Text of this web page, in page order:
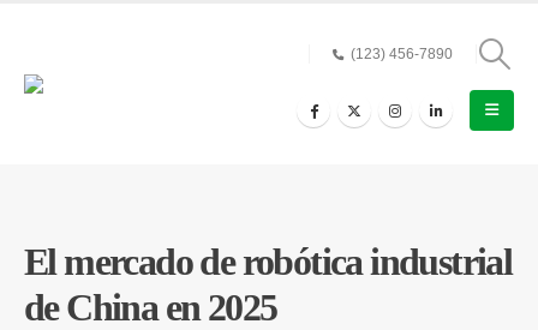
(123) 456-7890
El mercado de robótica industrial
de China en 2025